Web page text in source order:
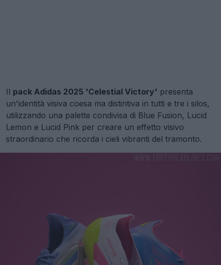
Il pack Adidas 2025 'Celestial Victory' presenta
un'identità visiva coesa ma distintiva in tutti e tre i silos,
utilizzando una palette condivisa di Blue Fusion, Lucid
Lemon e Lucid Pink per creare un effetto visivo
straordinario che ricorda i cieli vibranti del tramonto.